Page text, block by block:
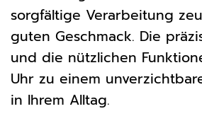
sorgfältige Verarbeitung
guten Geschmack. Die
und die nützlichen
Uhr zu einem
in Ihrem Alltag.